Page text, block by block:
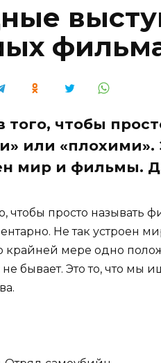
того, чтобы
или
мир и фильмы.
чтобы просто называть
Не так устроен
крайней мере одно
бывает. Это то, что мы